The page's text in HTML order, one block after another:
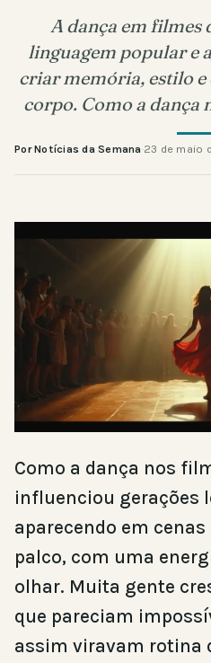
A dança em filmes
linguagem popular e
criar memória, estilo
corpo. Como a dança
Por Notícias da Semana·23 de maio
Como a dança nos
influenciou gerações
aparecendo em cenas
palco, com uma
olhar. Muita gente
que pareciam
assim viravam rotina